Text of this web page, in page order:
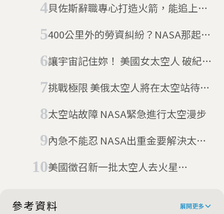
貝佐斯辭職專心打造火箭，能追上馬
400公里外的勞資糾紛？NASA那起傳
讓宇宙記住妳！ 美國女太空人 破紀錄
挑戰極限 美俄太空人將在太空站待
太空站故障 NASA緊急進行太空漫步
內急不能忍 NASA出重金要解決太空
美國徵召新一批太空人去火星
參考資料 展開更多